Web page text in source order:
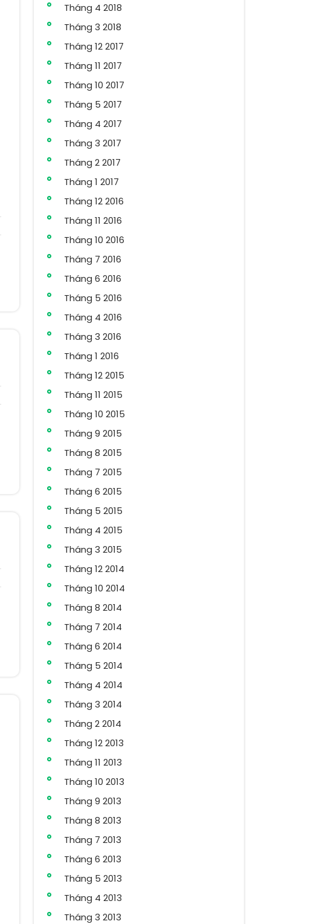
Tháng 4 2018
Tháng 3 2018
Tháng 12 2017
Tháng 11 2017
Tháng 10 2017
Tháng 5 2017
Tháng 4 2017
Tháng 3 2017
Tháng 2 2017
Tháng 1 2017
Tháng 12 2016
Tháng 11 2016
Tháng 10 2016
Tháng 7 2016
Tháng 6 2016
Tháng 5 2016
Tháng 4 2016
Tháng 3 2016
Tháng 1 2016
Tháng 12 2015
Tháng 11 2015
Tháng 10 2015
Tháng 9 2015
Tháng 8 2015
Tháng 7 2015
Tháng 6 2015
Tháng 5 2015
Tháng 4 2015
Tháng 3 2015
Tháng 12 2014
Tháng 10 2014
Tháng 8 2014
Tháng 7 2014
Tháng 6 2014
Tháng 5 2014
Tháng 4 2014
Tháng 3 2014
Tháng 2 2014
Tháng 12 2013
Tháng 11 2013
Tháng 10 2013
Tháng 9 2013
Tháng 8 2013
Tháng 7 2013
Tháng 6 2013
Tháng 5 2013
Tháng 4 2013
Tháng 3 2013